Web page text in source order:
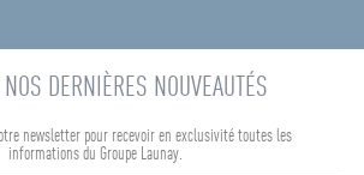
NOS DERNIÈRES NOUVEAUTÉS
newsletter pour recevoir en exclusivité toutes les
informations du Groupe Launay.